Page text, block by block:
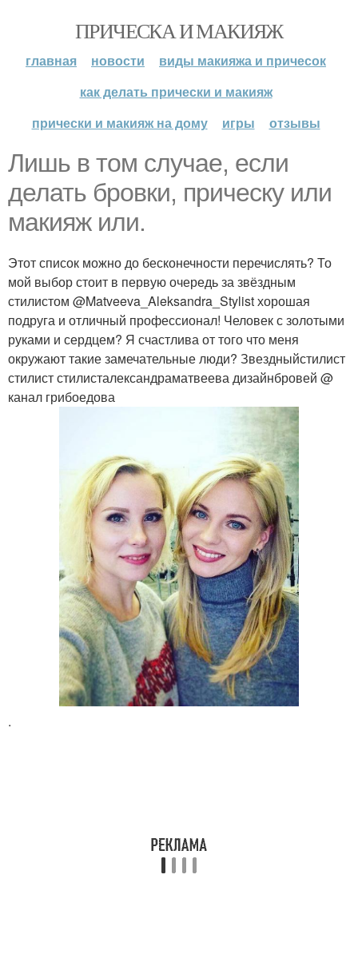
ПРИЧЕСКА И МАКИЯЖ
главная новости
виды макияжа и причесок
как делать прически и макияж
прически и макияж на дому
игры отзывы
Лишь в том случае, если
делать бровки, прическу или
макияж или.
Этот список можно до бесконечности перечислять? То
мой выбор стоит в первую очередь за звёздным
стилистом @Matveeva_Aleksandra_Stylist хорошая
подруга и отличный профессионал! Человек с золотыми
руками и сердцем? Я счастлива от того что меня
окружают такие замечательные люди? Звездныйстилист
стилист стилисталександраматвеева дизайнбровей @
канал грибоедова
.